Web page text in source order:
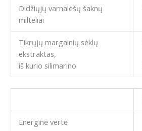
Didžiųjų varnalėšų šaknų
milteliai
Tikrųjų margainių sėklų
ekstraktas,
iš kurio silimarino
Energinė vertė